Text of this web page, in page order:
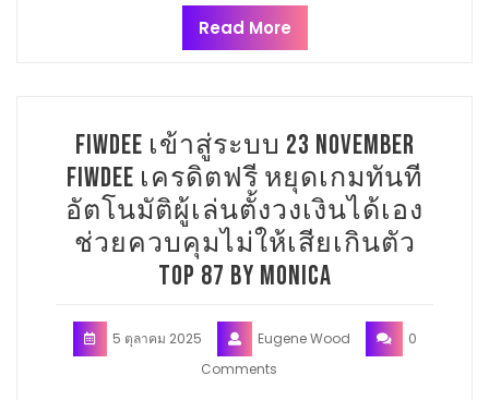
Read More
fiwdee เข้าสู่ระบบ 23 November
fiwdee เครดิตฟรี หยุดเกมทันที
อัตโนมัติผู้เล่นตั้งวงเงินได้เอง
ช่วยควบคุมไม่ให้เสียเกินตัว
Top 87 by Monica
5 ตุลาคม 2025 Eugene Wood
0
Comments